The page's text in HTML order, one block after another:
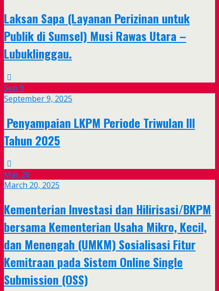
Laksan Sapa (Layanan Perizinan untuk
Publik di Sumsel) Musi Rawas Utara –
Lubuklinggau.
Sep 9
September 9, 2025
Penyampaian LKPM Periode Triwulan III
Tahun 2025
Mar 20
March 20, 2025
Kementerian Investasi dan Hilirisasi/BKPM
bersama Kementerian Usaha Mikro, Kecil,
dan Menengah (UMKM) Sosialisasi Fitur
Kemitraan pada Sistem Online Single
Submission (OSS)